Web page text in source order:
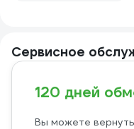
Сервисное
120 дней
Вы можете